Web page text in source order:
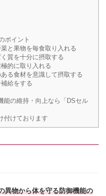
ポイント
と果物を毎食取り入れる
質を十分に摂取する
的に取り入れる
る食材を意識して摂取する
給をする
能の維持・向上なら「DSセル
付けております
異物から体を守る防御機能の